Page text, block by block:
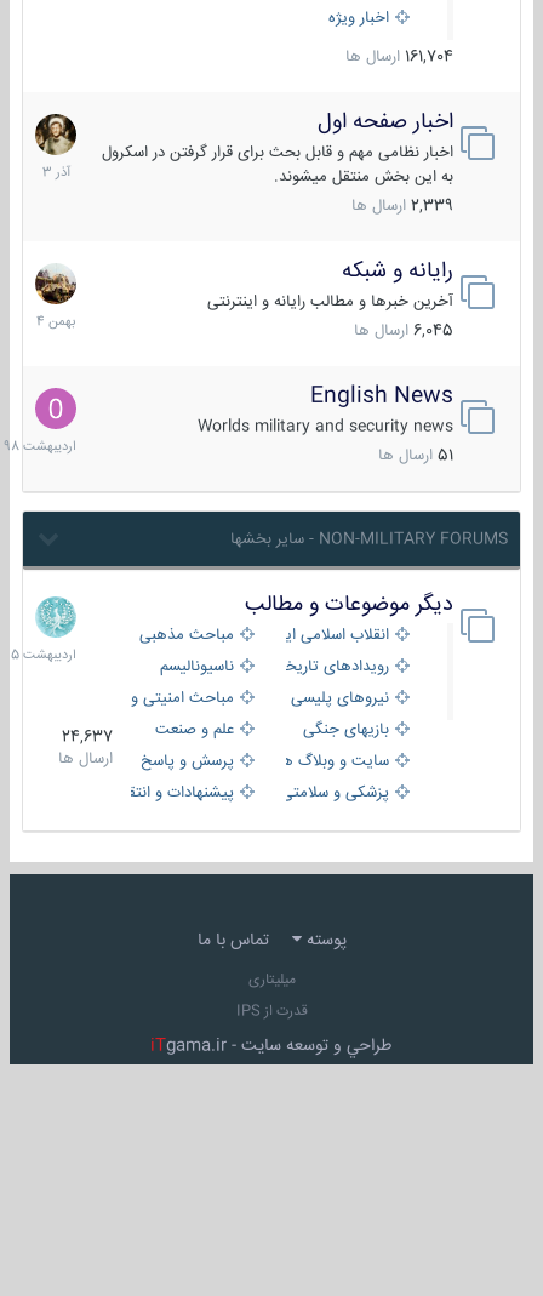
اخبار ویژه
161,704 ارسال ها
اخبار صفحه اول
اخبار نظامی مهم و قابل بحث برای قرار گرفتن در اسکرول
به این بخش منتقل میشوند.
2,339 ارسال ها
7
آذر
1403
رایانه و شبکه
آخرین خبرها و مطالب رایانه و اینترنتی
6,045 ارسال ها
30
بهمن
1404
English News
Worlds military and security news
51 ارسال ها
10
1398
NON-MILITARY FORUMS - سایر بخشها
دیگر موضوعات و مطالب
انقلاب اسلامی ایران
مباحث مذهبی
رویدادهای تاریخی و مذهبیناسیونالیسم
نیروهای پلیسی
مباحث امنیتی و اطلاعاتی
بازیهای جنگی
علم و صنعت
سایت و وبلاگ ها
پرسش و پاسخ
پزشکی و سلامتی
پیشنهادات و انتقادات
24,637
ارسال ها
8
1405
پوسته تماس با ما
میلیتاری
قدرت از IPS
طراحي و توسعه سايت - iTgama.ir